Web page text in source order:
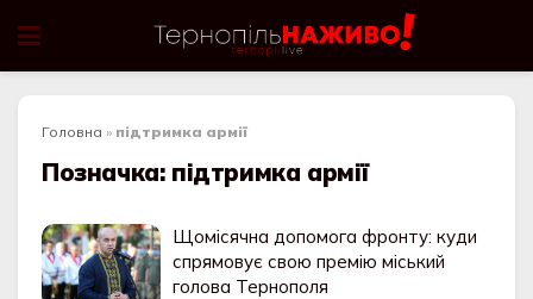
Головна » підтримка армії
Позначка: підтримка армії
Щомісячна допомога фронту: куди
спрямовує свою премію міський
голова Тернополя